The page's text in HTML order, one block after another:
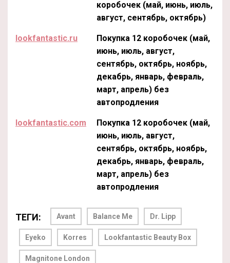
коробочек (май, июнь, июль,
август, сентябрь, октябрь)
lookfantastic.ru
Покупка 12 коробочек (май,
июнь, июль, август,
сентябрь, октябрь, ноябрь,
декабрь, январь, февраль,
март, апрель) без
автопродления
lookfantastic.com
Покупка 12 коробочек (май,
июнь, июль, август,
сентябрь, октябрь, ноябрь,
декабрь, январь, февраль,
март, апрель) без
автопродления
ТЕГИ: Avant Balance Me Dr. Lipp
Eyeko Korres Lookfantastic Beauty Box
Magnitone London